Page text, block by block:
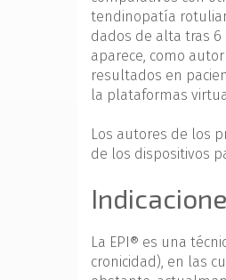
tendinopatía
dados de alta tras
aparece, como
resultados en
la plataformas
Los autores de los
de los dispositivos
La EPI® es una
cronicidad), en las